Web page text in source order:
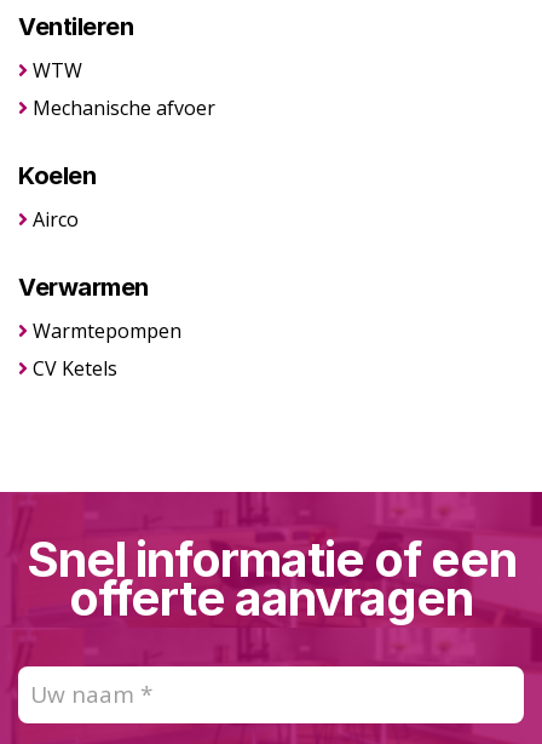
Ventileren
WTW
Mechanische afvoer
Koelen
Airco
Verwarmen
Warmtepompen
CV Ketels
Snel informatie of een
offerte aanvragen